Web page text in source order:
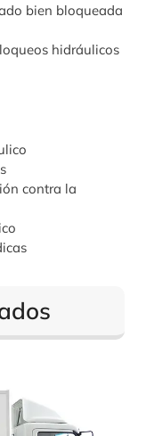
bien bloqueada
hidráulicos
contra la